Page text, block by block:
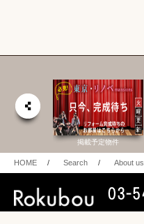
掲載予定物件
HOME / Search / About us